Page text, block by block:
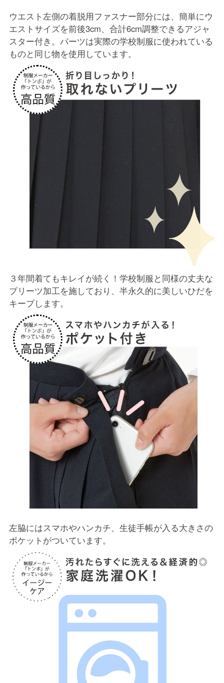
ウエスト左側の着脱用ファスナー部分には、簡単にウ
エストサイズを前後3cm、合計6cm調整できるアジャ
スター付き。パーツは実際の学校制服に使われている
ものと同じ物を使用しています。
３年間着てもキレイが続く！学校制服と同様の丈夫な
プリーツ加工を施しており、半永久的に美しいひだを
キープします。
左脇にはスマホやハンカチ、生徒手帳が入る大きさの
ポケットがついています。